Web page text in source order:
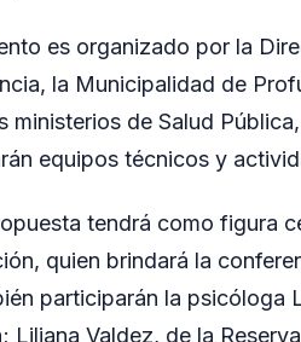
es organizado por la
la Municipalidad de
ministerios de Salud
equipos técnicos y
tendrá como figura
quien brindará la
participarán la psicóloga
Liliana Valdez, de la